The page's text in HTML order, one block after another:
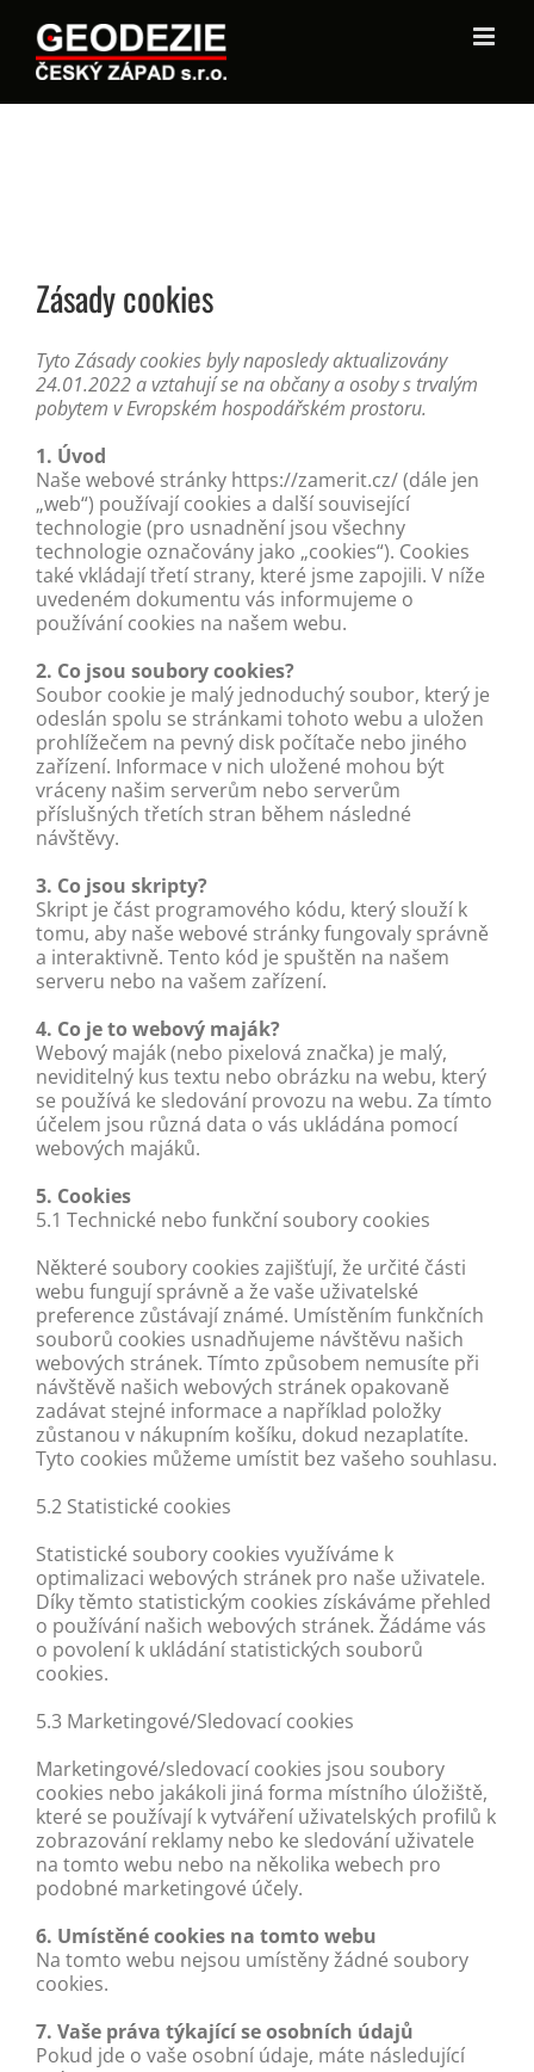
Zásady cookies
Tyto Zásady cookies byly naposledy aktualizovány
24.01.2022 a vztahují se na občany a osoby s trvalým
pobytem v Evropském hospodářském prostoru.
1. Úvod
Naše webové stránky https://zamerit.cz/ (dále jen
„web“) používají cookies a další související
technologie (pro usnadnění jsou všechny
technologie označovány jako „cookies“). Cookies
také vkládají třetí strany, které jsme zapojili. V níže
uvedeném dokumentu vás informujeme o
používání cookies na našem webu.
2. Co jsou soubory cookies?
Soubor cookie je malý jednoduchý soubor, který je
odeslán spolu se stránkami tohoto webu a uložen
prohlížečem na pevný disk počítače nebo jiného
zařízení. Informace v nich uložené mohou být
vráceny našim serverům nebo serverům
příslušných třetích stran během následné
návštěvy.
3. Co jsou skripty?
Skript je část programového kódu, který slouží k
tomu, aby naše webové stránky fungovaly správně
a interaktivně. Tento kód je spuštěn na našem
serveru nebo na vašem zařízení.
4. Co je to webový maják?
Webový maják (nebo pixelová značka) je malý,
neviditelný kus textu nebo obrázku na webu, který
se používá ke sledování provozu na webu. Za tímto
účelem jsou různá data o vás ukládána pomocí
webových majáků.
5. Cookies
5.1 Technické nebo funkční soubory cookies
Některé soubory cookies zajišťují, že určité části
webu fungují správně a že vaše uživatelské
preference zůstávají známé. Umístěním funkčních
souborů cookies usnadňujeme návštěvu našich
webových stránek. Tímto způsobem nemusíte při
návštěvě našich webových stránek opakovaně
zadávat stejné informace a například položky
zůstanou v nákupním košíku, dokud nezaplatíte.
Tyto cookies můžeme umístit bez vašeho souhlasu.
5.2 Statistické cookies
Statistické soubory cookies využíváme k
optimalizaci webových stránek pro naše uživatele.
Díky těmto statistickým cookies získáváme přehled
o používání našich webových stránek. Žádáme vás
o povolení k ukládání statistických souborů
cookies.
5.3 Marketingové/Sledovací cookies
Marketingové/sledovací cookies jsou soubory
cookies nebo jakákoli jiná forma místního úložiště,
které se používají k vytváření uživatelských profilů k
zobrazování reklamy nebo ke sledování uživatele
na tomto webu nebo na několika webech pro
podobné marketingové účely.
6. Umístěné cookies na tomto webu
Na tomto webu nejsou umístěny žádné soubory
cookies.
7. Vaše práva týkající se osobních údajů
Pokud jde o vaše osobní údaje, máte následující